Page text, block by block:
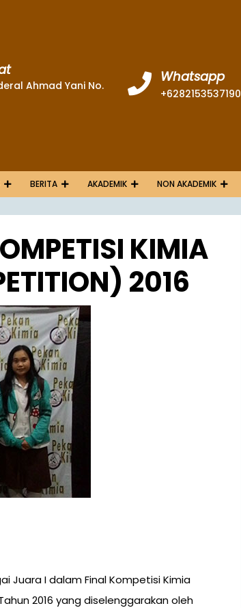
Ahmad Yani No.
Whatsapp
+6282153537190
BERITA AKADEMIK NON AKADEMIK
KIMIA
2016
2016 yang diselenggarakan oleh